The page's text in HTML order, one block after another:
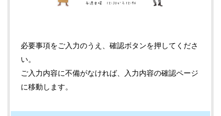
必要事項をご入力のうえ、確認ボタンを押してくださ
い。
ご入力内容に不備がなければ、入力内容の確認ページ
に移動します。